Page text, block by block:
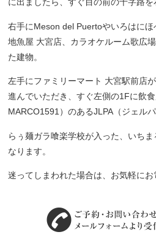
に出ましたら、すぐ目の前の十字路を
右手にMeson del Puertoやいろはに
地魚屋 大宮店、カラオケルーム歌広
た建物。
左手にファミリーマート 大宮駅前店
進んでいただき、すぐ左側の1Fに飲
MARCO1591）のあるJLPA（ジェル
らぅ麺ガラ喰楽学校が入った、いち
なります。
迷ってしまわれた場合は、お気軽にお